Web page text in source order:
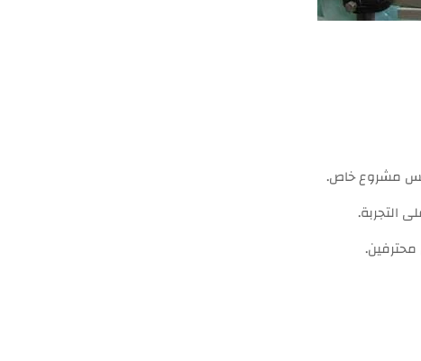
مشروع خاص.
التجربة.